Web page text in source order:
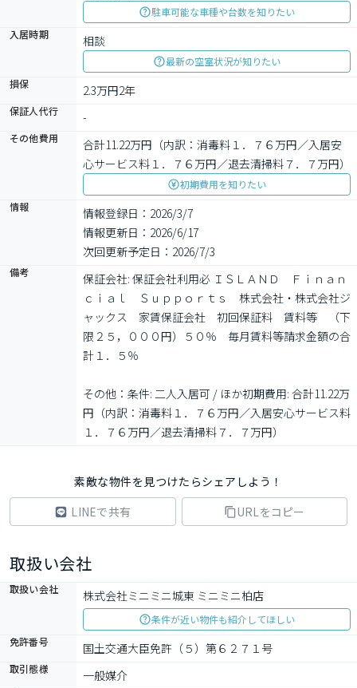
駐車可能な車種や台数を知りたい
入居時期
相談
最新の空室状況が知りたい
損保
2.3万円2年
保証人代行 -
その他費用
合計11.22万円（内訳：消毒料１．７６万円／入居安
心サービス料１．７６万円／退去清掃料７．７万円）
初期費用を知りたい
情報
情報登録日：2026/3/7
情報更新日：2026/6/17
次回更新予定日：2026/7/3
備考
保証会社: 保証会社利用必 ＩＳＬＡＮＤ　Ｆｉｎａｎ
ｃｉａｌ　Ｓｕｐｐｏｒｔｓ　株式会社・株式会社ジ
ャックス　家賃保証会社　初回保証料　賃料等　（下
限２５，０００円）５０％　毎月賃料等請求金額の合
計１．５％
その他：条件: 二人入居可 / ほか初期費用: 合計11.22万
円（内訳：消毒料１．７６万円／入居安心サービス料
１．７６万円／退去清掃料７．７万円）
素敵な物件を見つけたらシェアしよう！
LINEで共有
URLをコピー
取扱い会社
取扱い会社 株式会社ミニミニ城東 ミニミニ柏店
条件が近い物件も紹介してほしい
免許番号
国土交通大臣免許（５）第６２７１号
取引態様 一般媒介